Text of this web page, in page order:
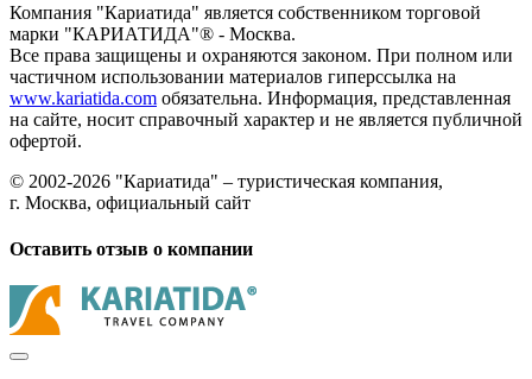
Компания "Кариатида" является собственником торговой
марки "КАРИАТИДА"® - Москва.
Все права защищены и охраняются законом. При полном или
частичном использовании материалов гиперссылка на
www.kariatida.com обязательна. Информация, представленная
на сайте, носит справочный характер и не является публичной
офертой.
© 2002-2026 "Кариатида" – туристическая компания,
г. Москва, официальный сайт
Оставить отзыв о компании